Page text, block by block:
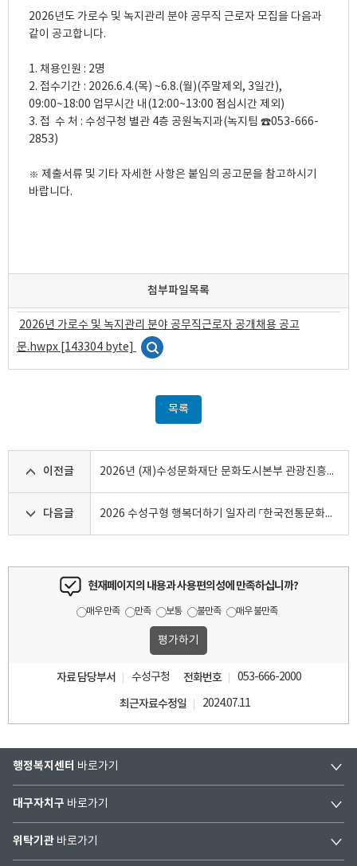
2026년도 가로수 및 녹지관리 분야 공무직 근로자 모집을 다음과
같이 공고합니다.
1. 채용인원 : 2명
2. 접수기간 : 2026.6.4.(목) ~6.8.(월)(주말제외, 3일간),
09:00~18:00 업무시간 내(12:00~13:00 점심시간 제외)
3. 접  수 처 : 수성구청 별관 4층 공원녹지과(녹지팀 ☎053-666-
2853)
※ 제출서류 및 기타 자세한 사항은 붙임의 공고문을 참고하시기
바랍니다.
첨부파일목록
2026년 가로수 및 녹지관리 분야 공무직근로자 공개채용 공고
문.hwpx [143304 byte]
목록
이전글 2026년 (재)수성문화재단 문화도시본부 관광진흥센터 관광시설 기간제 근로자 공개채용 공고
다음글 2026 수성구형 행복더하기 일자리 「한국전통문화체험관 운영보조」 참여자 모집 재공고
현재페이지의 내용과 사용편의성에 만족하십니까?
매우 만족 만족 보통 불만족 매우 불만족
자료 담당부서 수성구청 전화번호 053-666-2000
최근자료수정일 2024.07.11
행정복지센터 바로가기
대구자치구 바로가기
위탁기관 바로가기